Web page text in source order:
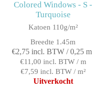
Colored Windows - S -
Turquoise
Katoen 110g/m²
Breedte 1.45m
€2,75 incl. BTW / 0,25 m
€11,00 incl. BTW / m
€7,59 incl. BTW / m²
Uitverkocht